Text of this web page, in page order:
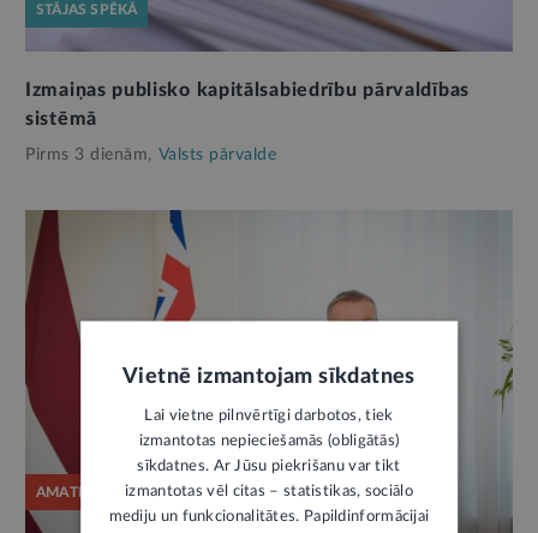
STĀJAS SPĒKĀ
Izmaiņas publisko kapitālsabiedrību pārvaldības
sistēmā
Pirms 3 dienām, Valsts pārvalde
AMATPERSONAS RUNA
Vietnē izmantojam sīkdatnes
Lai vietne pilnvērtīgi darbotos, tiek
izmantotas nepieciešamās (obligātās)
sīkdatnes. Ar Jūsu piekrišanu var tikt
izmantotas vēl citas – statistikas, sociālo
mediju un funkcionalitātes. Papildinformācijai